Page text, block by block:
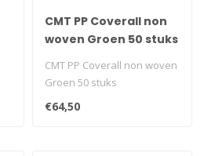
CMT PP Coverall non
woven Groen 50 stuks
CMT PP Coverall non woven
Groen 50 stuks
€64,50